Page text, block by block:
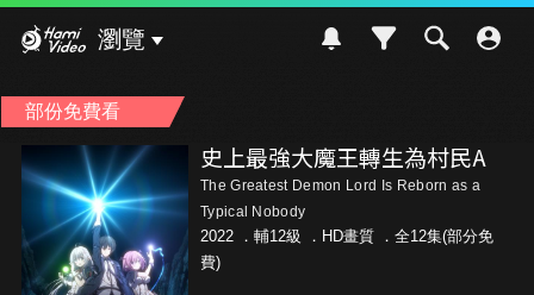
瀏覽
部份免費看
史上最強大魔王轉生為村民A
The Greatest Demon Lord Is Reborn as a
Typical Nobody
2022 ． 輔12級
．HD畫質 ．全12集(部分免
費)